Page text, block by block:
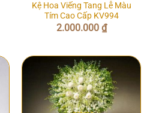
Kệ Hoa Viếng Tang Lễ Màu
Tím Cao Cấp KV994
2.000.000 ₫